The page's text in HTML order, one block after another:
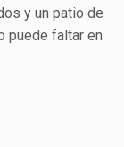
y un patio de
puede faltar en